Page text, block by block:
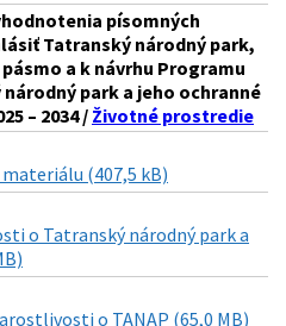
písomných
Tatranský národný park,
a k návrhu Programu
park a jeho ochranné
– 2034 / Životné prostredie
(407,5 kB)
o Tatranský národný park a
o TANAP (65,0 MB)